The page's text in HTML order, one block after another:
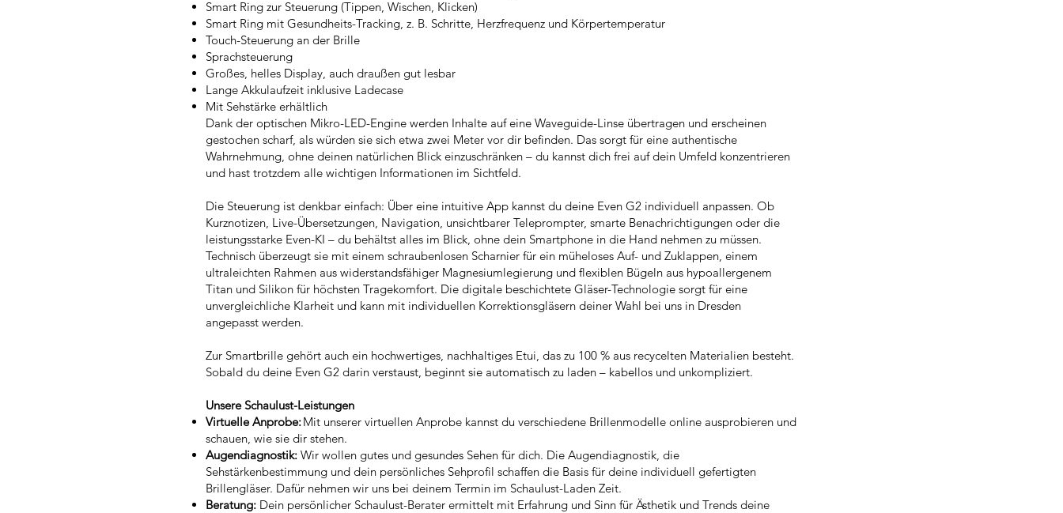
Smart Ring zur Steuerung (Tippen, Wischen, Klicken)
Smart Ring mit Gesundheits-Tracking, z. B. Schritte, Herzfrequenz und Körpertemperatur
Touch-Steuerung an der Brille
Sprachsteuerung
Großes, helles Display, auch draußen gut lesbar
Lange Akkulaufzeit inklusive Ladecase
Mit Sehstärke erhältlich
Dank der optischen Mikro-LED-Engine werden Inhalte auf eine Waveguide-Linse übertragen und erscheinen
gestochen scharf, als würden sie sich etwa zwei Meter vor dir befinden. Das sorgt für eine authentische
Wahrnehmung, ohne deinen natürlichen Blick einzuschränken – du kannst dich frei auf dein Umfeld konzentrieren
und hast trotzdem alle wichtigen Informationen im Sichtfeld.
Die Steuerung ist denkbar einfach: Über eine intuitive App kannst du deine Even G2 individuell anpassen. Ob
Kurznotizen, Live-Übersetzungen, Navigation, unsichtbarer Teleprompter, smarte Benachrichtigungen oder die
leistungsstarke Even-KI – du behältst alles im Blick, ohne dein Smartphone in die Hand nehmen zu müssen.
Technisch überzeugt sie mit einem schraubenlosen Scharnier für ein müheloses Auf- und Zuklappen, einem
ultraleichten Rahmen aus widerstandsfähiger Magnesiumlegierung und flexiblen Bügeln aus hypoallergenem
Titan und Silikon für höchsten Tragekomfort. Die digitale beschichtete Gläser-Technologie sorgt für eine
unvergleichliche Klarheit und kann mit individuellen Korrektionsgläsern deiner Wahl bei uns in Dresden
angepasst werden.
Zur Smartbrille gehört auch ein hochwertiges, nachhaltiges Etui, das zu 100 % aus recycelten Materialien besteht.
Sobald du deine Even G2 darin verstaust, beginnt sie automatisch zu laden – kabellos und unkompliziert.
Unsere Schaulust-Leistungen
Virtuelle Anprobe:Mit unserer virtuellen Anprobe kannst du verschiedene Brillenmodelle online ausprobieren und
schauen, wie sie dir stehen.
Augendiagnostik: Wir wollen gutes und gesundes Sehen für dich. Die Augendiagnostik, die
Sehstärkenbestimmung und dein persönliches Sehprofil schaffen die Basis für deine individuell gefertigten
Brillengläser. Dafür nehmen wir uns bei deinem Termin im Schaulust-Laden Zeit.
Beratung: Dein persönlicher Schaulust-Berater ermittelt mit Erfahrung und Sinn für Ästhetik und Trends deine